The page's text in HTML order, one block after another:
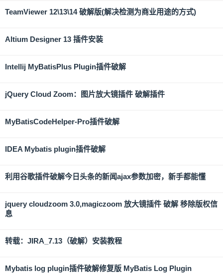
TeamViewer 12\13\14 破解版(解决检测为商业用途的方式)
Altium Designer 13 插件安装
Intellij MyBatisPlus Plugin插件破解
jQuery Cloud Zoom：图片放大镜插件 破解插件
MyBatisCodeHelper-Pro插件破解
IDEA Mybatis plugin插件破解
利用谷歌插件破解今日头条的新闻ajax参数加密，新手都能懂
jquery cloudzoom 3.0,magiczoom 放大镜插件 破解 移除版权信
息
转载：JIRA_7.13（破解）安装教程
Mybatis log plugin插件破解修复版 MyBatis Log Plugin